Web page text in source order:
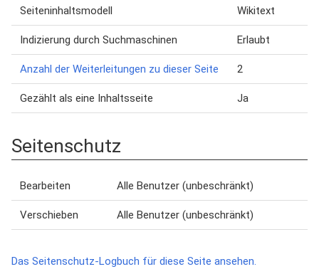
Seiteninhaltsmodell Wikitext
Indizierung durch Suchmaschinen Erlaubt
Anzahl der Weiterleitungen zu dieser Seite 2
Gezählt als eine Inhaltsseite Ja
Seitenschutz
Bearbeiten Alle Benutzer (unbeschränkt)
Verschieben Alle Benutzer (unbeschränkt)
Das Seitenschutz-Logbuch für diese Seite ansehen.